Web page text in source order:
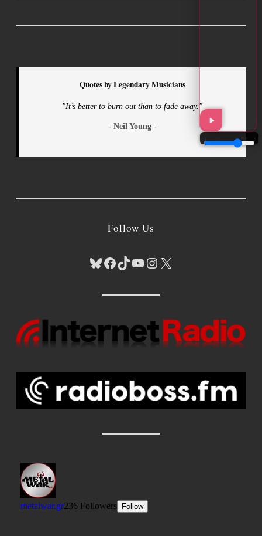
Quotes by Legendary Musicians
"It’s better to burn out than to fade away."
- Neil Young -
Follow Us